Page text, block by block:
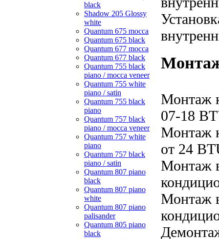
black
Shadow 205 Glossy
white
Quantum 675 mocca
Quantum 675 black
Quantum 677 mocca
Quantum 677 black
Quantum 755 black
piano / mocca veneer
Quantum 755 white
piano / satin
Quantum 755 black
piano
Quantum 757 black
piano / mocca veneer
Quantum 757 white
piano
Quantum 757 black
piano / satin
Quantum 807 piano
black
Quantum 807 piano
white
Quantum 807 piano
palisander
Quantum 805 piano
black
Монтаж
07-18
Монтаж
от 24
Монтаж
Монтаж